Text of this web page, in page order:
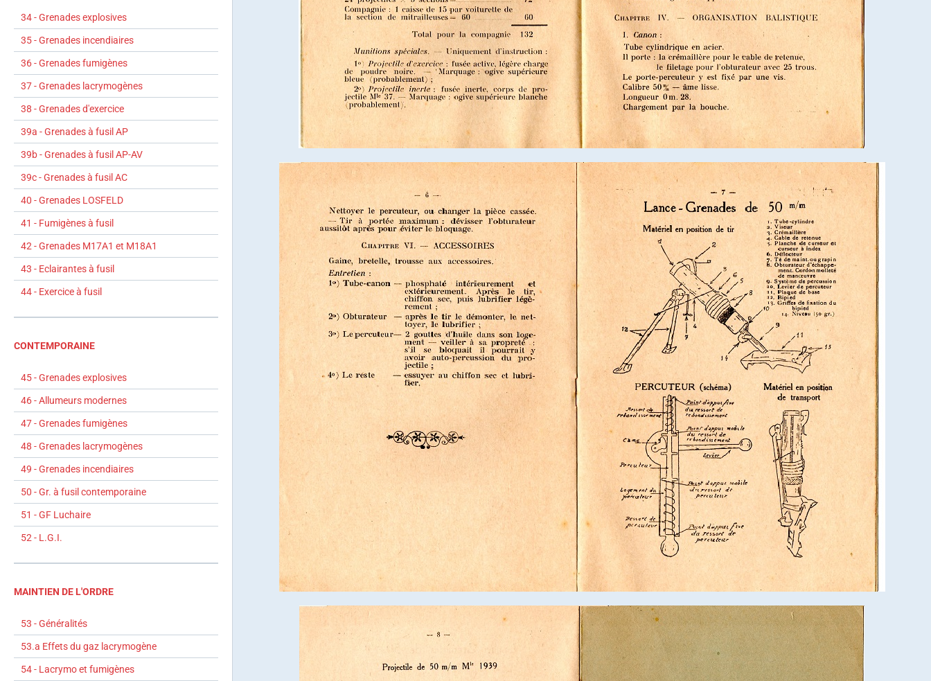
34 - Grenades explosives
35 - Grenades incendiaires
36 - Grenades fumigènes
37 - Grenades lacrymogènes
38 - Grenades d'exercice
39a - Grenades à fusil AP
39b - Grenades à fusil AP-AV
39c - Grenades à fusil AC
40 - Grenades LOSFELD
41 - Fumigènes à fusil
42 - Grenades M17A1 et M18A1
43 - Eclairantes à fusil
44 - Exercice à fusil
CONTEMPORAINE
45 - Grenades explosives
46 - Allumeurs modernes
47 - Grenades fumigènes
48 - Grenades lacrymogènes
49 - Grenades incendiaires
50 - Gr. à fusil contemporaine
51 - GF Luchaire
52 - L.G.I.
MAINTIEN DE L'ORDRE
53 - Généralités
53.a Effets du gaz lacrymogène
54 - Lacrymo et fumigènes